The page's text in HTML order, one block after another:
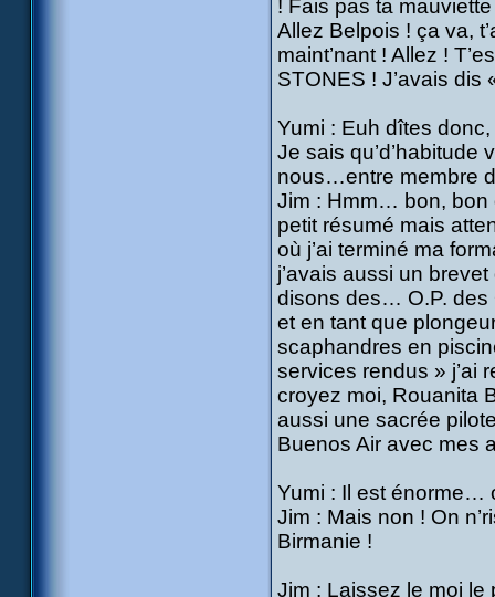
! Fais pas ta
Allez Belpois ! ça va,
maint’nant ! Allez !
STONES ! J’avais dis
Yumi : Euh dîtes
Je sais qu’d’habitude
nous…entre membre
Jim : Hmm… bon, bon
petit résumé mais
où j’ai terminé ma
j’avais aussi un
disons des… O.P. des
et en tant que
scaphandres en
services rendus » j’ai
croyez moi, Rouanita
aussi une sacrée
Buenos Air avec mes
Yumi : Il est énorme…
Jim : Mais non ! On
Birmanie !
Jim : Laissez le moi le